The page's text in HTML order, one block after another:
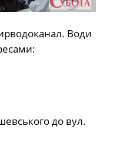
Води
до вул.